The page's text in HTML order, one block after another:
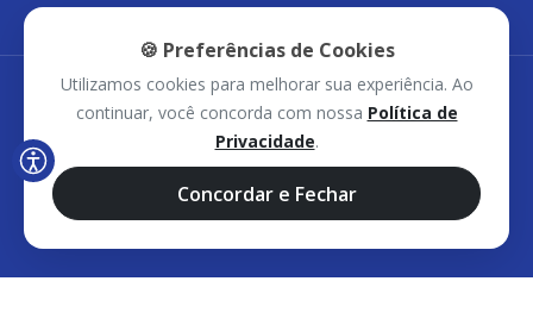
Política de Privacidade
Sudoeste Bahia © 2026 - Todos os direitos
reservados.
🍪 Preferências de Cookies
Utilizamos cookies para melhorar sua experiência. Ao
continuar, você concorda com nossa Política de
Privacidade.
Concordar e Fechar